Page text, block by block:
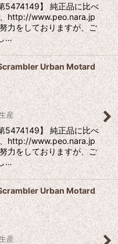
5474149】 純正品に比べ
http://www.peo.nara.jp
力をしておりますが、ご
…
Urban Motard
産
5474149】 純正品に比べ
http://www.peo.nara.jp
力をしておりますが、ご
…
Urban Motard
産